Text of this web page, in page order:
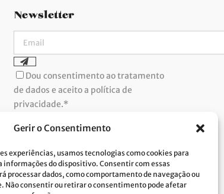
Gerir o Consentimento
experiências, usamos tecnologias como cookies para
informações do dispositivo. Consentir com essas
processar dados, como comportamento de navegação ou
Não consentir ou retirar o consentimento pode afetar
Newsletter
Dou consentimento ao tratamento
de dados e aceito a política de
privacidade.*
implementação do RGPD. Para tratarmos os
seus dados pessoais, precisamos do seu
Política de Privacidade.